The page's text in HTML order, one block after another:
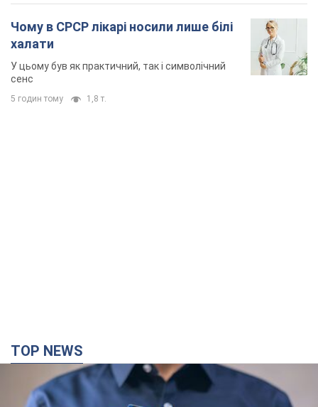
Чому в СРСР лікарі носили лише білі
халати
У цьому був як практичний, так і символічний
сенс
5 годин тому 1,8 т.
TOP NEWS